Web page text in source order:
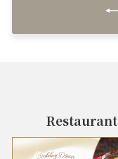
Restaurant